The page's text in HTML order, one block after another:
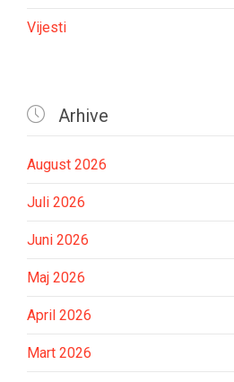
Vijesti
 Arhive
August 2026
Juli 2026
Juni 2026
Maj 2026
April 2026
Mart 2026